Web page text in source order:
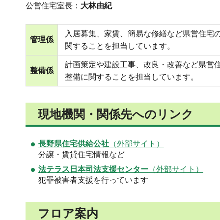
公営住宅室長： 大林由紀
管理係
入居募集、家賃、簡易な修繕など県営住宅
関することを担当しています。
整備係
計画策定や建設工事、改良・改善など県営
整備に関することを担当しています。
現地機関・関係先へのリンク
長野県住宅供給公社（外部サイト）
分譲・賃貸住宅情報など
法テラス日本司法支援センター（外部サイト）
犯罪被害者支援を行っています
フロア案内